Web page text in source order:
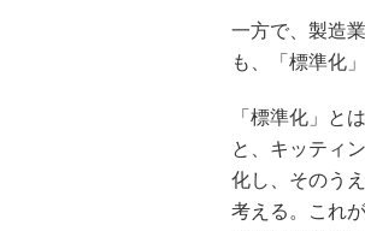
一方で、製造
も、「標準化
「標準化」と
と、キッティ
化し、そのう
考える。これ